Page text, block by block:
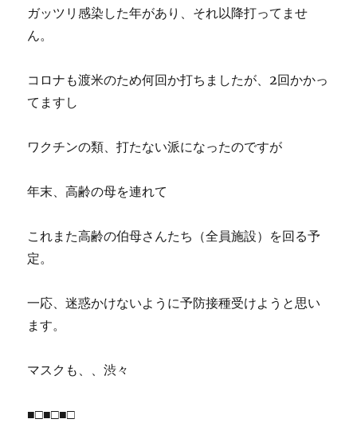
ガッツリ感染した年があり、それ以降打ってませ
ん。
コロナも渡米のため何回か打ちましたが、2回かかっ
てますし
ワクチンの類、打たない派になったのですが
年末、高齢の母を連れて
これまた高齢の伯母さんたち（全員施設）を回る予
定。
一応、迷惑かけないように予防接種受けようと思い
ます。
マスクも、、渋々
■□■□■□